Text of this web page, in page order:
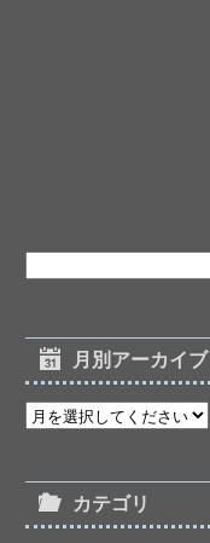
月別アーカイブ
カテゴリ